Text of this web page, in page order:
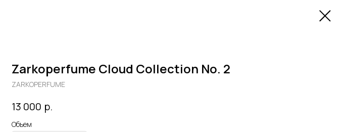
Zarkoperfume Cloud Collection No. 2
ZARKOPERFUME
13 000 р.
Объем